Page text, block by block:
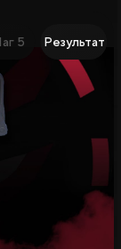
5 Результат